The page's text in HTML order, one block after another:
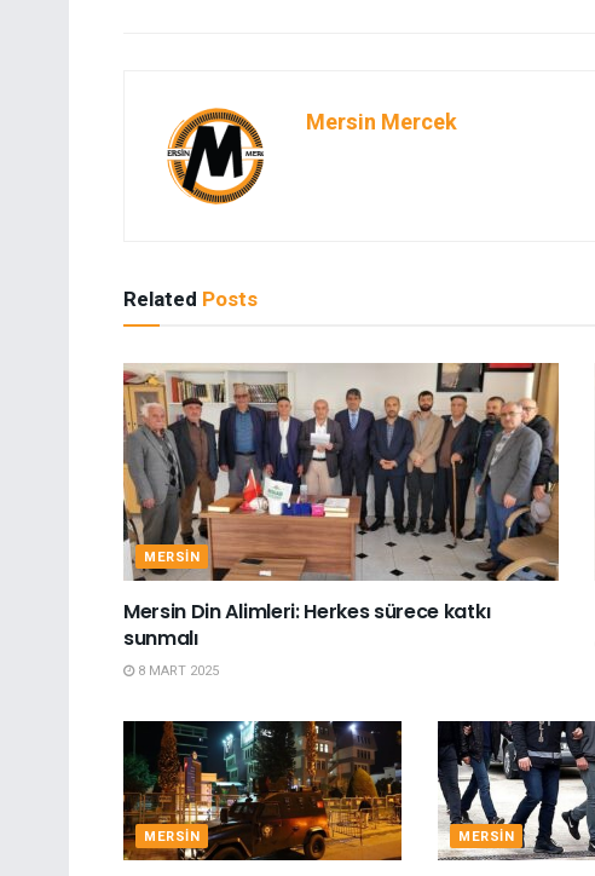
Mersin Mercek
Related Posts
MERSIN
Mersin Din Alimleri: Herkes sürece katkı
sunmalı
8 MART 2025
MERSIN MERSIN